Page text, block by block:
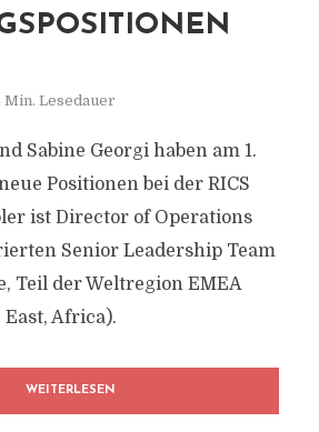
Min. Lesedauer
Sabine Georgi haben am 1.
Positionen bei der RICS
ist Director of Operations
Senior Leadership Team
Teil der Weltregion EMEA
Africa).
WEITERLESEN